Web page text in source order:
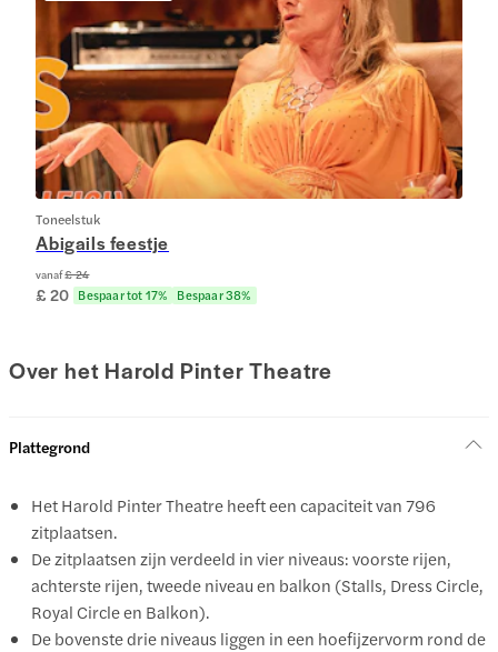
Toneelstuk
Abigails feestje
vanaf£ 24
£ 20 Bespaar tot 17% Bespaar 38%
Over het Harold Pinter Theatre
Plattegrond
Het Harold Pinter Theatre heeft een capaciteit van 796
zitplaatsen.
De zitplaatsen zijn verdeeld in vier niveaus: voorste rijen,
achterste rijen, tweede niveau en balkon (Stalls, Dress Circle,
Royal Circle en Balkon).
De bovenste drie niveaus liggen in een hoefijzervorm rond de